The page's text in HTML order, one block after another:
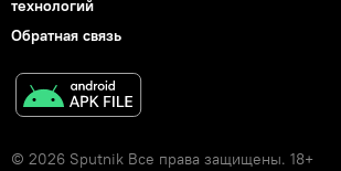
технологий
Обратная связь
© 2026 Sputnik Все права защищены. 18+